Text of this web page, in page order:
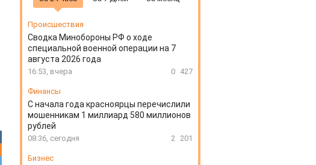
Происшествия
Сводка Минобороны РФ о ходе
специальной военной операции на 7
августа 2026 года
16:53, вчера 0 427
Финансы
С начала года красноярцы перечислили
мошенникам 1 миллиард 580 миллионов
рублей
08:36, сегодня 2 201
Бизнес